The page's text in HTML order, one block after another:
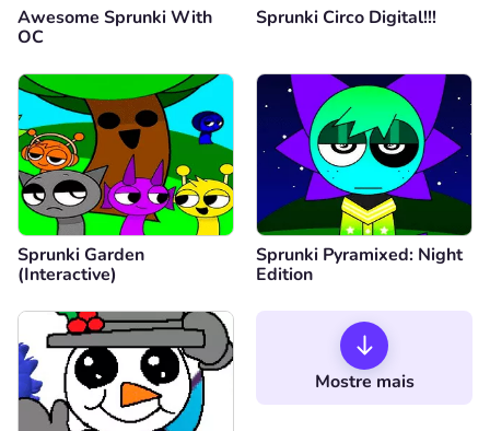
Awesome Sprunki With
OC
Sprunki Circo Digital!!!
Sprunki Garden
(Interactive)
Sprunki Pyramixed: Night
Edition
Mostre mais